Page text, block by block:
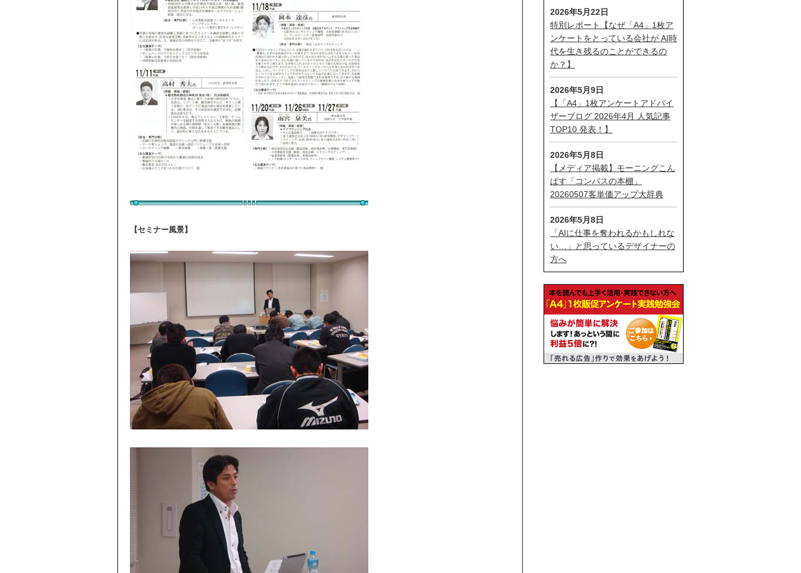
【セミナー風景】
2026年5月22日
特別レポート【なぜ「A4」1枚ア
ンケートをとっている会社が AI時
代を生き残るのことができるの
か？】
2026年5月9日
【「A4」1枚アンケートアドバイ
ザーブログ 2026年4月 人気記事
TOP10 発表！】
2026年5月8日
【メディア掲載】モーニングこん
ぱす「コンパスの本棚」
20260507客単価アップ大辞典
2026年5月8日
「AIに仕事を奪われるかもしれな
い…」と思っているデザイナーの
方へ